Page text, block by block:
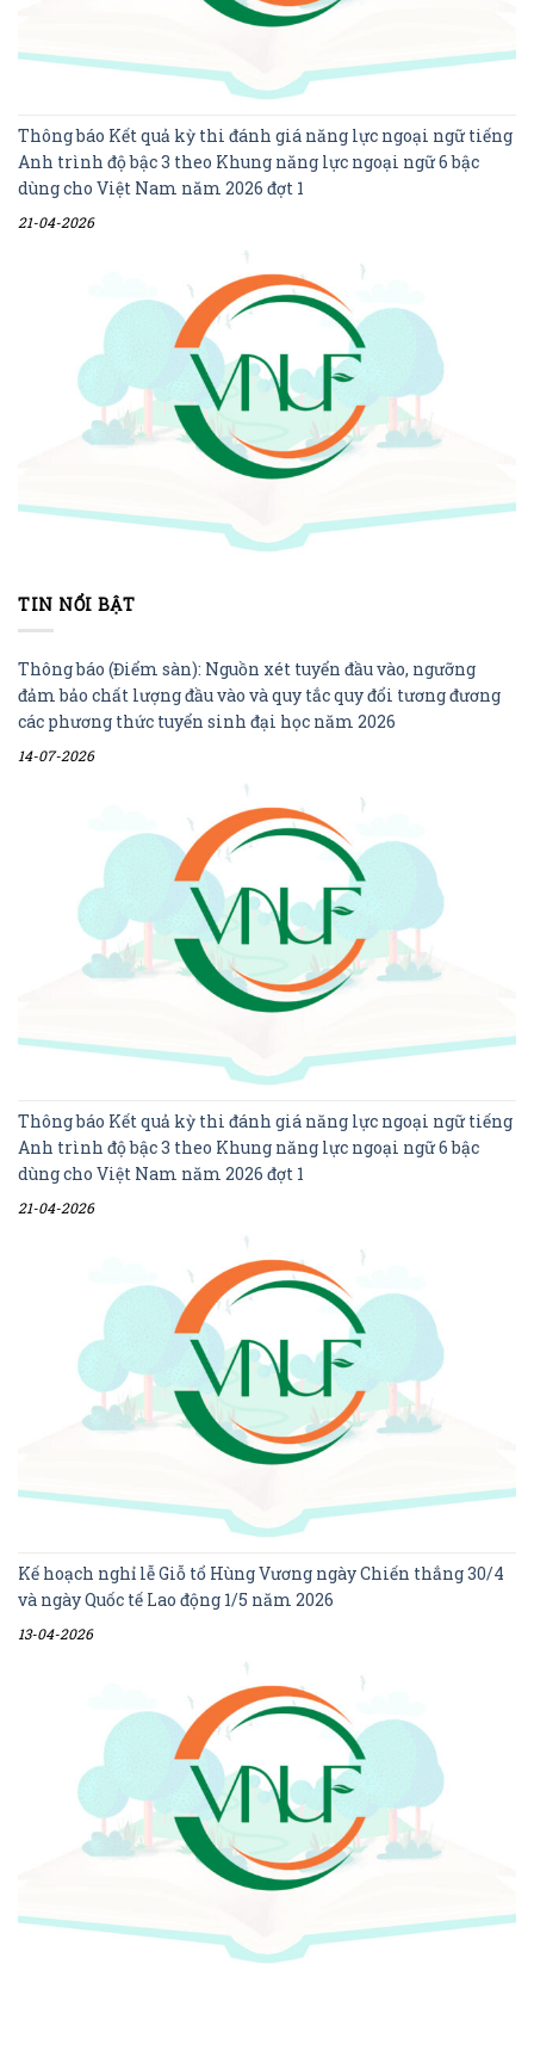
Thông báo Kết quả kỳ thi đánh giá năng lực ngoại ngữ tiếng
Anh trình độ bậc 3 theo Khung năng lực ngoại ngữ 6 bậc
dùng cho Việt Nam năm 2026 đợt 1
21-04-2026
TIN NỔI BẬT
Thông báo (Điểm sàn): Nguồn xét tuyển đầu vào, ngưỡng
đảm bảo chất lượng đầu vào và quy tắc quy đổi tương đương
các phương thức tuyển sinh đại học năm 2026
14-07-2026
Thông báo Kết quả kỳ thi đánh giá năng lực ngoại ngữ tiếng
Anh trình độ bậc 3 theo Khung năng lực ngoại ngữ 6 bậc
dùng cho Việt Nam năm 2026 đợt 1
21-04-2026
Kế hoạch nghỉ lễ Giỗ tổ Hùng Vương ngày Chiến thắng 30/4
và ngày Quốc tế Lao động 1/5 năm 2026
13-04-2026